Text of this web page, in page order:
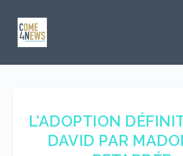
L’ADOPTION
DAVID PAR